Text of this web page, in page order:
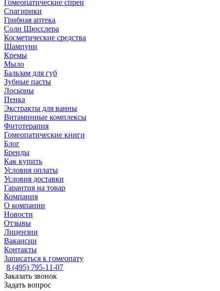
Гомеопатические спреи
Спагирики
Грибная аптека
Соли Шюсслера
Косметические средства
Шампуни
Кремы
Мыло
Бальзам для губ
Зубные пасты
Лосьоны
Пенка
Экстракты для ванны
Витаминные комплексы
Фитотерапия
Гомеопатические книги
Блог
Бренды
Как купить
Условия оплаты
Условия доставки
Гарантия на товар
Компания
О компании
Новости
Отзывы
Лицензии
Вакансии
Контакты
Записаться к гомеопату
8 (495) 795-11-07
Заказать звонок
Задать вопрос